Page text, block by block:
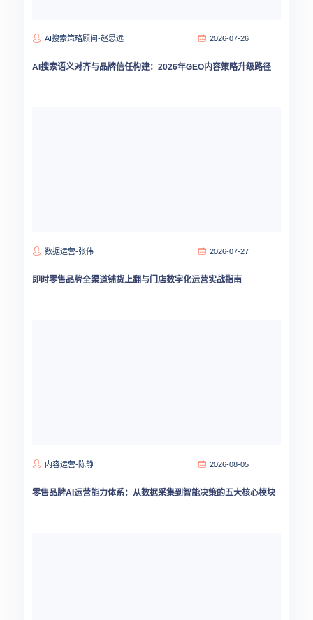
AI搜索策略顾问-赵思远 2026-07-26
AI搜索语义对齐与品牌信任构建：2026年GEO内容策略升级路径
数据运营-张伟 2026-07-27
即时零售品牌全渠道铺货上翻与门店数字化运营实战指南
内容运营-陈静 2026-08-05
零售品牌AI运营能力体系：从数据采集到智能决策的五大核心模块